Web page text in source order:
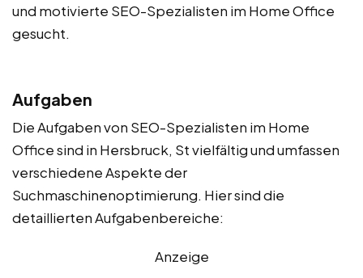
und motivierte SEO-Spezialisten im Home Office
gesucht.
Aufgaben
Die Aufgaben von SEO-Spezialisten im Home
Office sind in Hersbruck, St vielfältig und umfassen
verschiedene Aspekte der
Suchmaschinenoptimierung. Hier sind die
detaillierten Aufgabenbereiche:
Anzeige